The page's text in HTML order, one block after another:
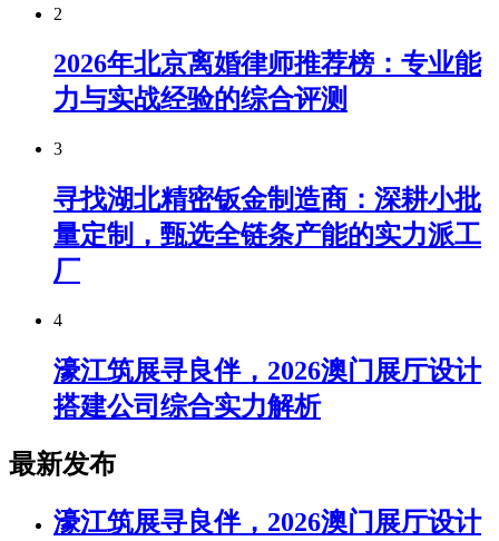
2
2026年北京离婚律师推荐榜：专业能
力与实战经验的综合评测
3
寻找湖北精密钣金制造商：深耕小批
量定制，甄选全链条产能的实力派工
厂
4
濠江筑展寻良伴，2026澳门展厅设计
搭建公司综合实力解析
最新发布
濠江筑展寻良伴，2026澳门展厅设计